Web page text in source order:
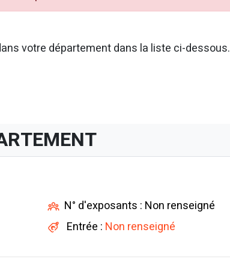
votre département dans la liste ci-dessous.
N° d'exposants : Non renseigné
Entrée : Non renseigné